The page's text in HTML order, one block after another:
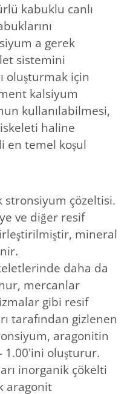
kabuklu canlı
a gerek
sistemini
oluşturmak için
kalsiyum
kullanılabilmesi,
haline
en temel koşul
stronsiyum çözeltisi.
ve diğer resif
mineral
daha da
mercanlar
gibi resif
tarafından gizlenen
aragonitin
1.00'ini oluşturur.
inorganik çökelti
aragonit